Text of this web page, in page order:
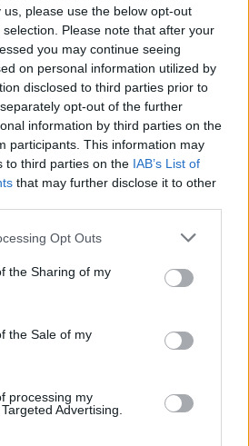
please use the below opt-out
Please note that after your
you may continue seeing
on personal information utilized by
disclosed to third parties prior to
opt-out of the further
information by third parties on the
participants. This information may
to third parties on the IAB’s List of
that may further disclose it to other
app uses one or more Google
usage behaviour. You may click to
Google and its third-party tags to
specified purposes in below Google
Opt Outs
the Sharing of my
the Sale of my
processing my
Advertising.
REMIRO
ZUBELDIA
: Odriozola, Barrenetxea, Caleta-
: Guedes, Yangel Herrera,
once
en el que será su último partido
y Carlos Soler pueden formar el
de las bandas, ya que
jugó los 90 minutos contra el
decida dar una